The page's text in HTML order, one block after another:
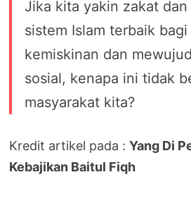
Jika kita yakin zakat
sistem Islam terbaik
kemiskinan dan
sosial, kenapa ini tidak
masyarakat kita?
Kredit artikel pada :Yang Di
Kebajikan Baitul Fiqh